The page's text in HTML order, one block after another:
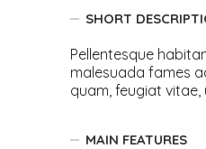
SHORT
Pellentesque
malesuada fames
quam, feugiat vitae,
MAIN FEATURES